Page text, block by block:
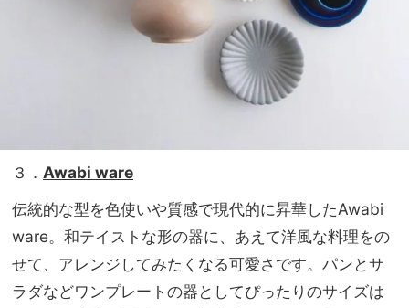
３． Awabi ware
伝統的な型を色使いや質感で現代的に昇華したAwabi
ware。和テイストな形の器に、あえて洋風な料理をの
せて、アレンジしてみたくなる可愛さです。パンとサ
ラダなどワンプレートの器としてぴったりのサイズは